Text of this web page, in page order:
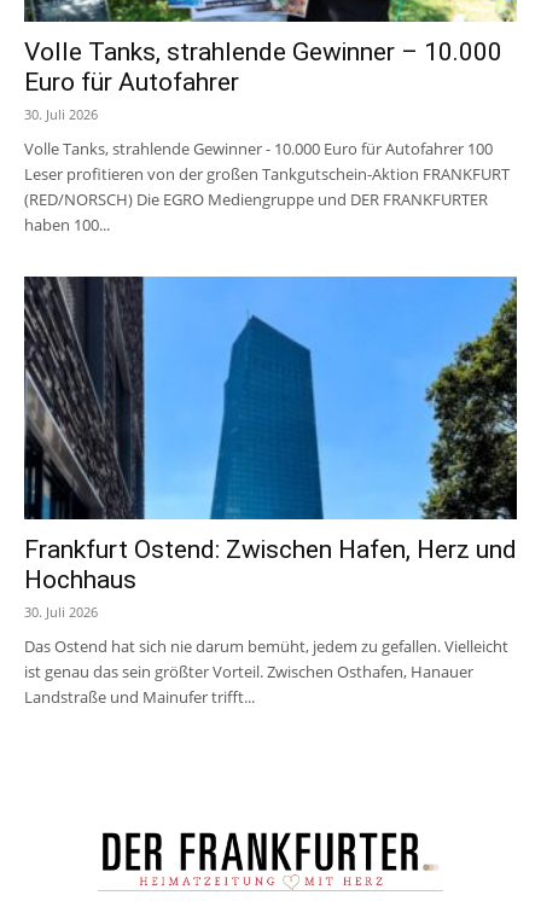
Volle Tanks, strahlende Gewinner – 10.000
Euro für Autofahrer
30. Juli 2026
Volle Tanks, strahlende Gewinner - 10.000 Euro für Autofahrer 100
Leser profitieren von der großen Tankgutschein-Aktion FRANKFURT
(RED/NORSCH) Die EGRO Mediengruppe und DER FRANKFURTER
haben 100...
Frankfurt Ostend: Zwischen Hafen, Herz und
Hochhaus
30. Juli 2026
Das Ostend hat sich nie darum bemüht, jedem zu gefallen. Vielleicht
ist genau das sein größter Vorteil. Zwischen Osthafen, Hanauer
Landstraße und Mainufer trifft...